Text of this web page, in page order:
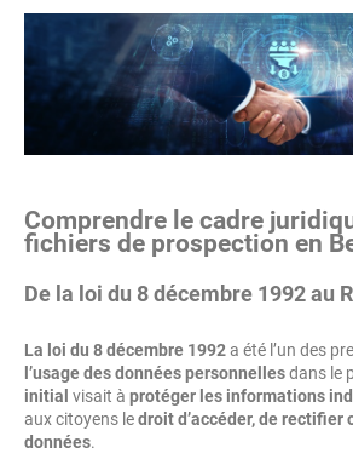
Comprendre le cadre
fichiers de prospection en
De la loi du 8 décembre 1992 au
La loi du 8 décembre 1992a été l’un des
l’usage des données personnellesdans le
initial visait à protéger les informations
aux citoyens ledroit d’accéder, de rectifier
données.